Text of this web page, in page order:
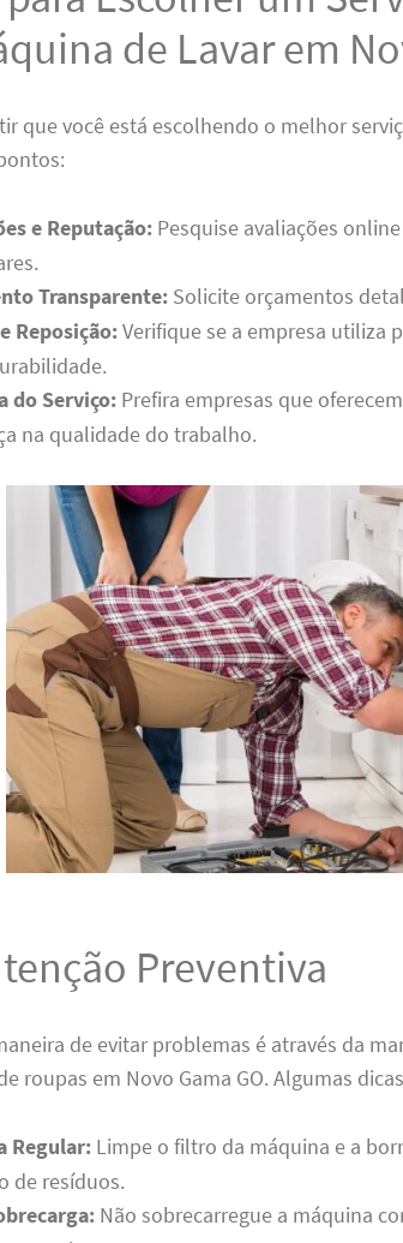
de Lavar em
que você está escolhendo o melhor
e Reputação:Pesquise avaliações online
Transparente:Solicite orçamentos
Reposição:Verifique se a empresa utiliza
do Serviço:Prefira empresas que
na qualidade do trabalho.
Preventiva
de evitar problemas é através da
roupas em Novo Gama GO. Algumas
Regular:Limpe o filtro da máquina e a
de resíduos.
Não sobrecarregue a máquina